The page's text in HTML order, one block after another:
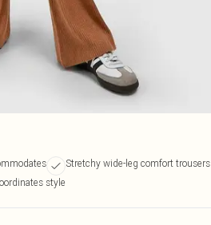
Stretchy wide-leg comfort trousers
style